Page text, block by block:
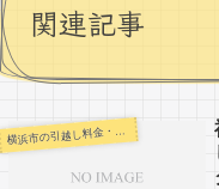
関連記事
横 浜市の引越し料金・代金相場・見積り情報